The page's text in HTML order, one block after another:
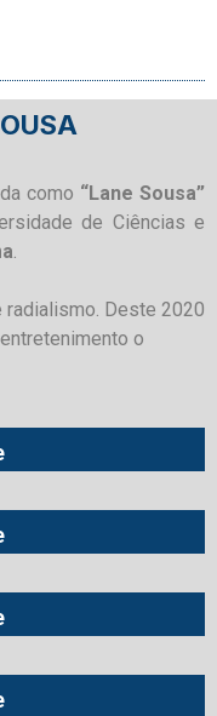
como “Lane Sousa”
de Ciências e
radialismo. Deste 2020
o